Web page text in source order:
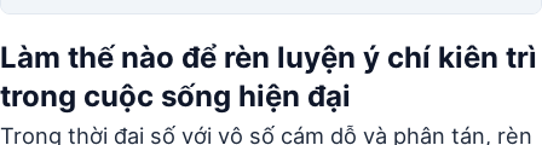
Làm thế nào để rèn luyện ý chí kiên trì
trong cuộc sống hiện đại
Trong thời đại số với vô số cám dỗ và phân tán, rèn